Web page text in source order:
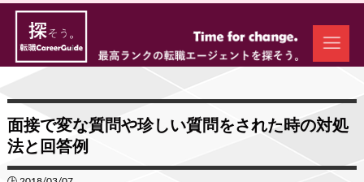
面接で変な質問や珍しい質問をされた時の対処
法と回答例